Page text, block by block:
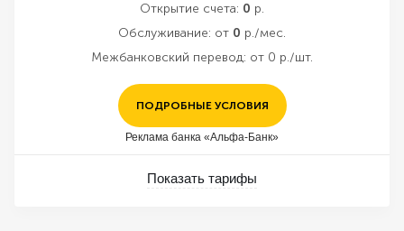
Открытие счета: 0 р.
Обслуживание: от 0 р./мес.
Межбанковский перевод: от 0 р./шт.
ПОДРОБНЫЕ УСЛОВИЯ
Реклама банка «Альфа-Банк»
Показать тарифы